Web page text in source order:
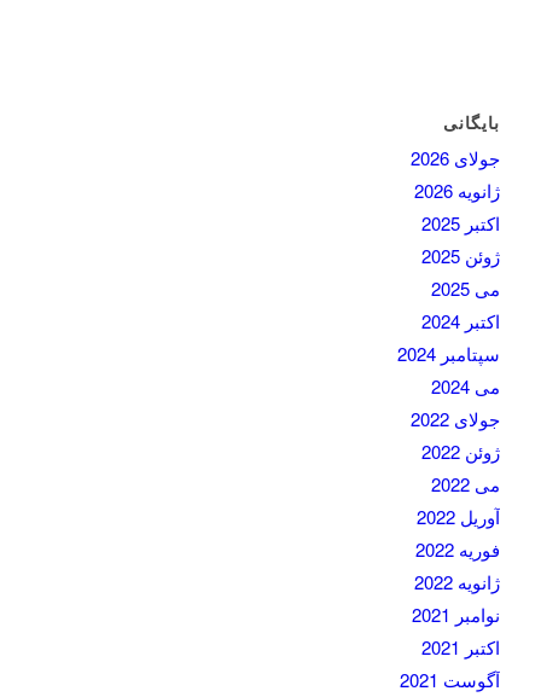
بایگانی
جولای 2026
ژانویه 2026
اکتبر 2025
ژوئن 2025
می 2025
اکتبر 2024
سپتامبر 2024
می 2024
جولای 2022
ژوئن 2022
می 2022
آوریل 2022
فوریه 2022
ژانویه 2022
نوامبر 2021
اکتبر 2021
آگوست 2021